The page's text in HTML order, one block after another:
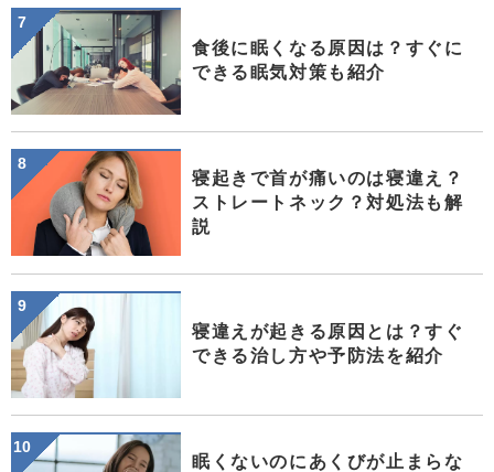
食後に眠くなる原因は？すぐに
できる眠気対策も紹介
寝起きで首が痛いのは寝違え？
ストレートネック？対処法も解
説
寝違えが起きる原因とは？すぐ
できる治し方や予防法を紹介
眠くないのにあくびが止まらな